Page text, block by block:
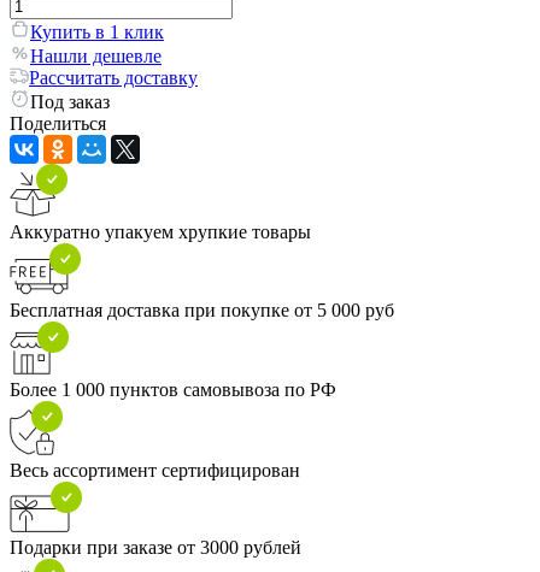
Купить в 1 клик
Нашли дешевле
Рассчитать доставку
Под заказ
Поделиться
Аккуратно упакуем хрупкие товары
Бесплатная доставка при покупке от 5 000 руб
Более 1 000 пунктов самовывоза по РФ
Весь ассортимент сертифицирован
Подарки при заказе от 3000 рублей